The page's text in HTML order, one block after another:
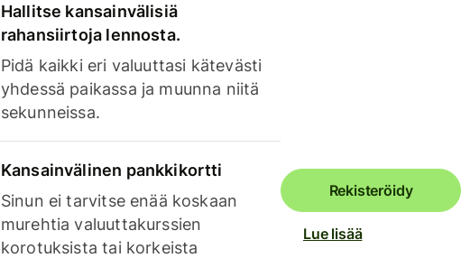
Hallitse kansainvälisiä
rahansiirtoja lennosta.
Pidä kaikki eri valuuttasi kätevästi
yhdessä paikassa ja muunna niitä
sekunneissa.
Kansainvälinen pankkikortti
Sinun ei tarvitse enää koskaan
murehtia valuuttakurssien
korotuksista tai korkeista
Rekisteröidy
Lue lisää